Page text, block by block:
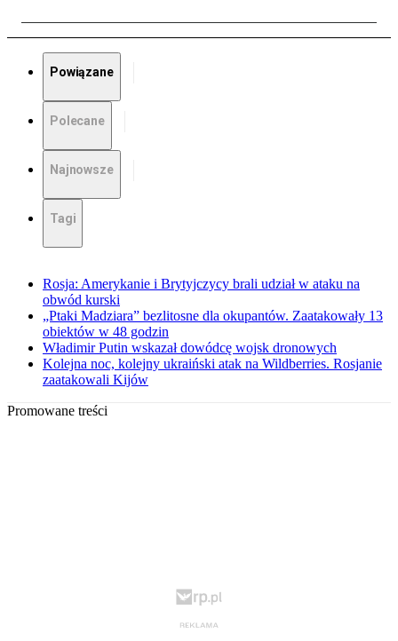
Powiązane
Polecane
Najnowsze
Tagi
Rosja: Amerykanie i Brytyjczycy brali udział w ataku na
obwód kurski
„Ptaki Madziara” bezlitosne dla okupantów. Zaatakowały 13
obiektów w 48 godzin
Władimir Putin wskazał dowódcę wojsk dronowych
Kolejna noc, kolejny ukraiński atak na Wildberries. Rosjanie
zaatakowali Kijów
Promowane treści